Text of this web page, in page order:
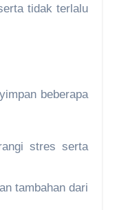
tidak terlalu
beberapa
stres serta
tambahan dari